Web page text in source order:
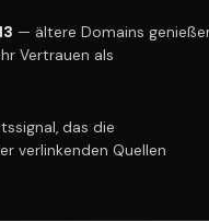
— ältere Domains
Vertrauen als
das die
verlinkenden Quellen